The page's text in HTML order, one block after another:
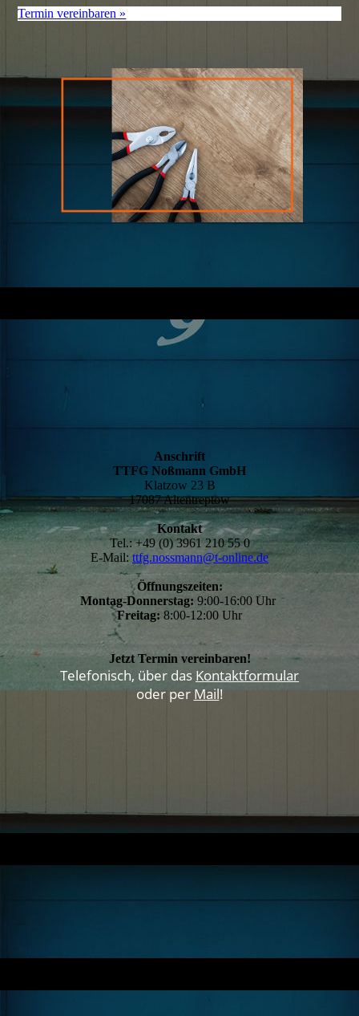
Termin vereinbaren »
Anschrift
TTFG Noßmann GmbH
Klatzow 23 B
17087 Altentreptow
Kontakt
Tel.: +49 (0) 3961 210 55 0
E-Mail: ttfg.nossmann@t-online.de
Öffnungszeiten:
Montag-Donnerstag: 9:00-16:00 Uhr
Freitag: 8:00-12:00 Uhr
Jetzt Termin vereinbaren!
Telefonisch, über das Kontaktformular
oder per Mail!